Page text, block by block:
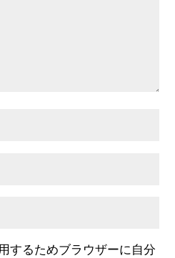
するためブラウザーに自分